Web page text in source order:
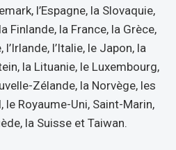
l’Espagne, la Slovaquie,
Finlande, la France, la Grèce,
l’Irlande, l’Italie, le Japon, la
la Lituanie, le Luxembourg,
Zélande, la Norvège, les
le Royaume-Uni, Saint-Marin,
la Suisse et Taiwan.